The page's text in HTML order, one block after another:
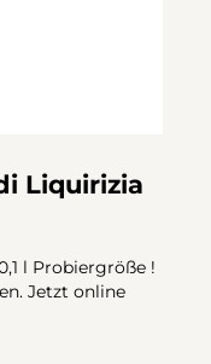
Liquirizia
l Probiergröße !
Jetzt online